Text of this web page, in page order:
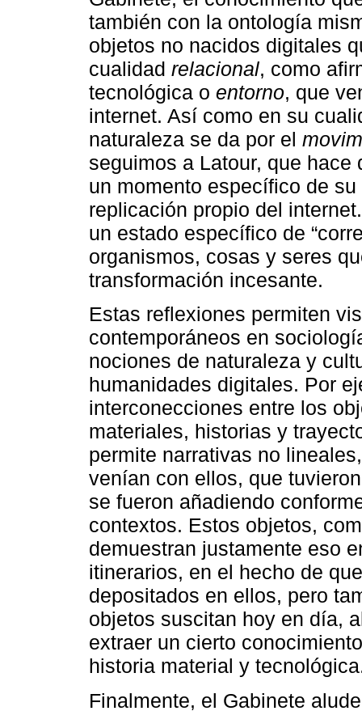
también con la ontología
objetos no nacidos digitales
cualidad relacional, como
tecnológica o entorno, que
internet. Así como en su
naturaleza se da por el
seguimos a Latour, que
un momento específico de
replicación propio del
un estado específico de
organismos, cosas y seres
transformación incesante.
Estas reflexiones permiten
contemporáneos en
nociones de naturaleza y
humanidades digitales. Por
interconecciones entre los
materiales, historias y
permite narrativas no
venían con ellos, que
se fueron añadiendo
contextos. Estos objetos,
demuestran justamente eso
itinerarios, en el hecho de
depositados en ellos, pero
objetos suscitan hoy en día,
extraer un cierto
historia material y
Finalmente, el Gabinete